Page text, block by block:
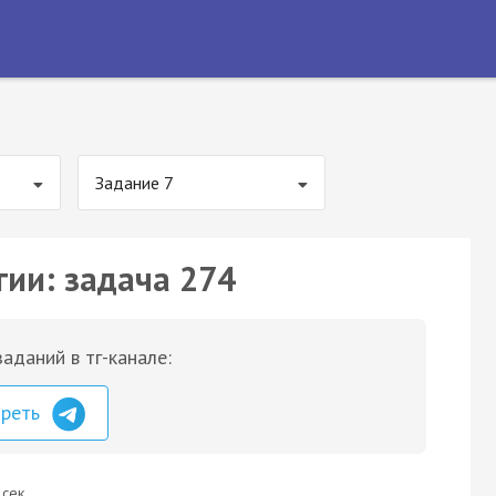
Задание 7
задача 274
в тг-канале: